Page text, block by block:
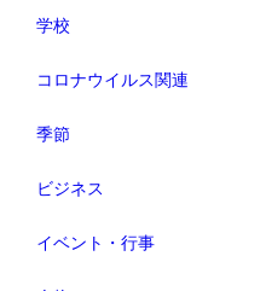
学校
コロナウイルス関連
季節
ビジネス
イベント・行事